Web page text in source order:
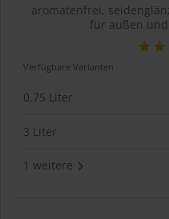
aromatenfrei,
für außen und
Verfügbare Varianten
0,75 Liter
3 Liter
1 weitere